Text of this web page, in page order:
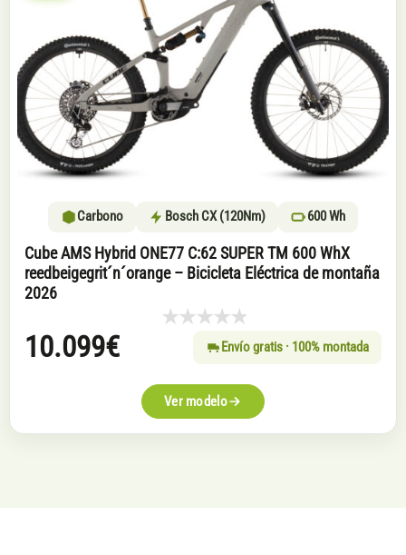
Carbono Bosch CX (120Nm) 600 Wh
Cube AMS Hybrid ONE77 C:62 SUPER TM 600 WhX
reedbeigegrit´n´orange – Bicicleta Eléctrica de montaña
2026
Envío gratis · 100% montada
10.099€
Ver modelo